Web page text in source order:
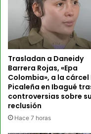
Trasladan a Daneidy
Barrera Rojas, «Epa
Colombia», a la cárcel
Picaleña en Ibagué
controversias sobre su
reclusión
Hace 7 horas